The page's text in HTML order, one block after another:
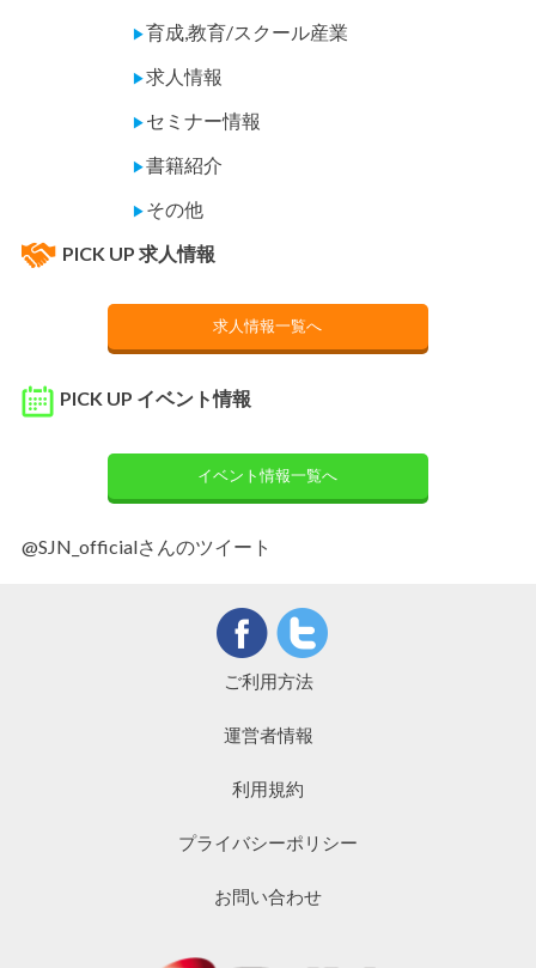
▶育成,教育/スクール産業
▶求人情報
▶ セミナー情報
▶書籍紹介
▶ その他
PICK UP 求人情報
求人情報一覧へ
PICK UP イベント情報
イベント情報一覧へ
@SJN_officialさんのツイート
ご利用方法
運営者情報
利用規約
プライバシーポリシー
お問い合わせ